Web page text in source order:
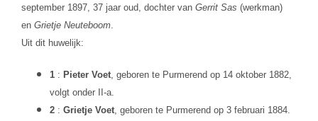
september 1897, 37 jaar oud, dochter van Gerrit Sas (werkman)
en Grietje Neuteboom.
Uit dit huwelijk:
1 : Pieter Voet, geboren te Purmerend op 14 oktober 1882,
volgt onder II-a.
2 : Grietje Voet, geboren te Purmerend op 3 februari 1884.